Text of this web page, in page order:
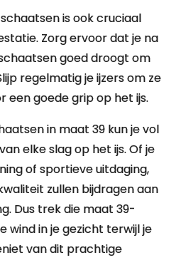
is ook cruciaal
Zorg ervoor dat je na
goed droogt om
regelmatig je ijzers om ze
een goede grip op het ijs.
in maat 39 kun je vol
elke slag op het ijs. Of je
of sportieve uitdaging,
zullen bijdragen aan
Dus trek die maat 39-
wind in je gezicht terwijl je
van dit prachtige